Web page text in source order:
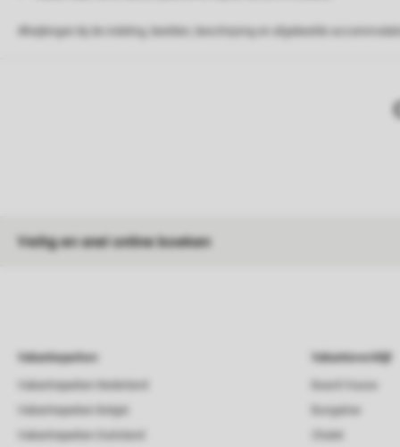
Veilig en snel online boeken
Vakantieparken Vakantieverblijf